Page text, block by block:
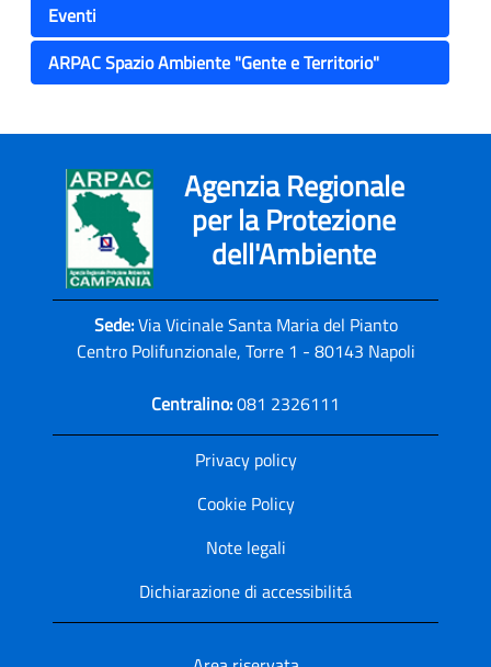
Eventi
ARPAC Spazio Ambiente "Gente e Territorio"
Agenzia Regionale
per la Protezione
dell'Ambiente
Sede:Via Vicinale Santa Maria del Pianto
Centro Polifunzionale, Torre 1 - 80143 Napoli
Centralino:081 2326111
Privacy policy
Cookie Policy
Note legali
Dichiarazione di accessibilitá